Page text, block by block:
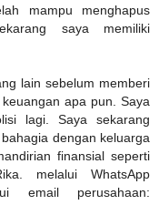
mampu menghapus
saya memiliki
lain sebelum memberi
apa pun. Saya
lagi. Saya sekarang
dengan keluarga
finansial seperti
melalui WhatsApp
email perusahaan: